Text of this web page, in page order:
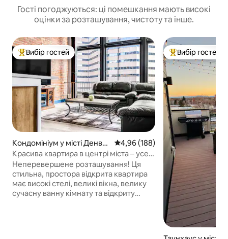
Гості погоджуються: ці помешкання мають високі
оцінки за розташування, чистоту та інше.
Топ вибір гостей
Вибір гостей
Кондомініум у місті Денве
р
Середня оцінка: 4,96 з 5,
4,96 (188)
Красива квартира в центрі міста – усе в
пішій доступності
Неперевершене розташування! Ця
стильна, простора відкрита квартира
має високі стелі, великі вікна, велику
сучасну ванну кімнату та відкриту
Топ вибір гостей
Вибір гостей